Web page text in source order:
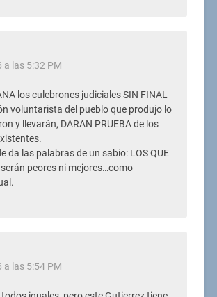
las 5:32 PM
los culebrones judiciales SIN FINAL
voluntarista del pueblo que produjo lo
y llevarán, DARAN PRUEBA de los
da las palabras de un sabio: LOS QUE
peores ni mejores…como
las 5:54 PM